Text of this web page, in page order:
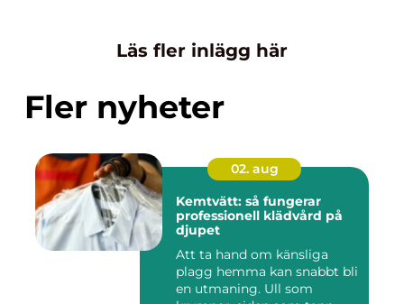
Läs fler inlägg här
Fler nyheter
02. aug
Kemtvätt: så fungerar
professionell klädvård på
djupet
Att ta hand om känsliga
plagg hemma kan snabbt bli
en utmaning. Ull som